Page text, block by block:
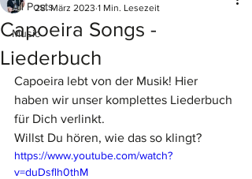
All Posts
Music
Capoeira Songs -
Liederbuch
28. März 2023 1 Min. Lesezeit
Capoeira lebt von der Musik! Hier
haben wir unser komplettes Liederbuch
für Dich verlinkt.
Willst Du hören, wie das so klingt?
https://www.youtube.com/watch?
v=duDsflh0thM